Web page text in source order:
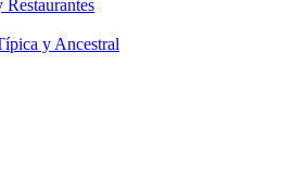
y Ancestral